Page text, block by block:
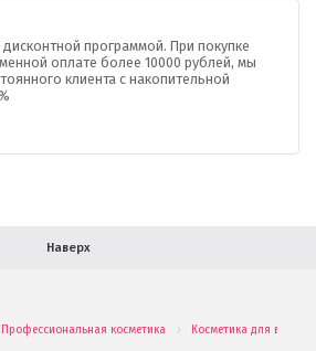
программой. При покупке
оплате более 10000 рублей, мы
клиента с накопительной
Наверх
Профессиональная косметика . Косметика для волос